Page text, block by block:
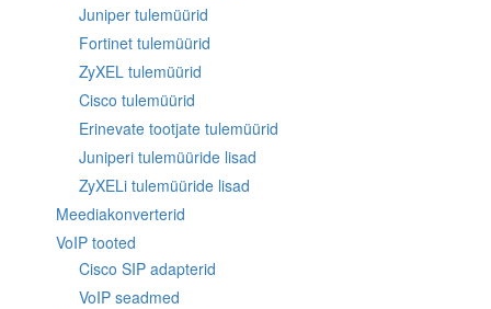
Juniper tulemüürid
Fortinet tulemüürid
ZyXEL tulemüürid
Cisco tulemüürid
Erinevate tootjate tulemüürid
Juniperi tulemüüride lisad
ZyXELi tulemüüride lisad
Meediakonverterid
VoIP tooted
Cisco SIP adapterid
VoIP seadmed